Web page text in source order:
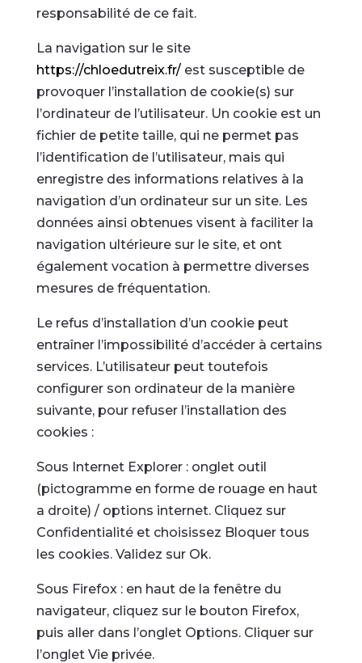
responsabilité de ce fait.
La navigation sur le site
https://chloedutreix.fr/est susceptible de
provoquer l’installation de cookie(s) sur
l’ordinateur de l’utilisateur. Un cookie est un
fichier de petite taille, qui ne permet pas
l’identification de l’utilisateur, mais qui
enregistre des informations relatives à la
navigation d’un ordinateur sur un site. Les
données ainsi obtenues visent à faciliter la
navigation ultérieure sur le site, et ont
également vocation à permettre diverses
mesures de fréquentation.
Le refus d’installation d’un cookie peut
entraîner l’impossibilité d’accéder à certains
services. L’utilisateur peut toutefois
configurer son ordinateur de la manière
suivante, pour refuser l’installation des
cookies :
Sous Internet Explorer : onglet outil
(pictogramme en forme de rouage en haut
a droite) / options internet. Cliquez sur
Confidentialité et choisissez Bloquer tous
les cookies. Validez sur Ok.
Sous Firefox : en haut de la fenêtre du
navigateur, cliquez sur le bouton Firefox,
puis aller dans l’onglet Options. Cliquer sur
l’onglet Vie privée.